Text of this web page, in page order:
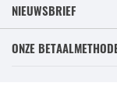
NIEUWSBRIEF
ONZE